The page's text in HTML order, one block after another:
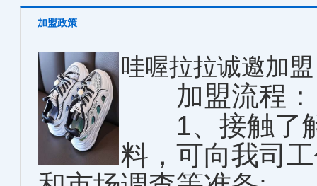
加盟政策
哇喔拉拉诚邀加盟
加盟流程：
1、接触了解
料，可向我司